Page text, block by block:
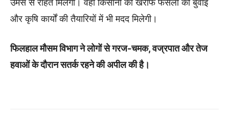
उमस से राहत मिलेगी। वहीं किसानों को खरीफ फसलों की बुवाई
और कृषि कार्यों की तैयारियों में भी मदद मिलेगी।
फिलहाल मौसम विभाग ने लोगों से गरज-चमक, वज्रपात और तेज
हवाओं के दौरान सतर्क रहने की अपील की है।